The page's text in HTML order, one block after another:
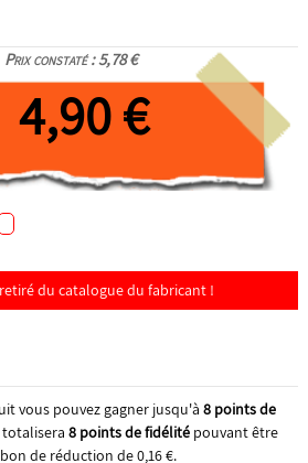
Prix constaté : 5,78 €
4,90 €
du catalogue du fabricant !
vous pouvez gagner jusqu'à 8points de
8points de fidélitépouvant être
de réduction de0,16 €.